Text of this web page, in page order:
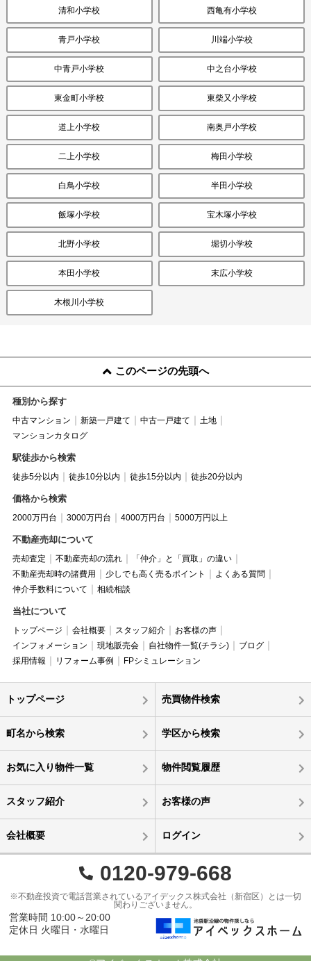
清和小学校 西亀有小学校
青戸小学校 川端小学校
中青戸小学校 中之台小学校
東金町小学校 東柴又小学校
道上小学校 南奥戸小学校
二上小学校 梅田小学校
白鳥小学校 半田小学校
飯塚小学校 宝木塚小学校
北野小学校 堀切小学校
本田小学校 末広小学校
木根川小学校
このページの先頭へ
種別から探す
中古マンション 新築一戸建て 中古一戸建て
土地
マンションカタログ
駅徒歩から検索
徒歩5分以内 徒歩10分以内 徒歩15分以内 徒歩20分以内
価格から検索
2000万円台 3000万円台 4000万円台 5000万円以上
不動産売却について
売却査定 不動産売却の流れ
「仲介」と「買取」の違い
不動産売却時の諸費用
少しでも高く売るポイント
よくある質問
仲介手数料について
相続相談
当社について
トップページ 会社概要 スタッフ紹介
お客様の声
インフォメーション
現地販売会 自社物件一覧(チラシ)
ブログ
採用情報
リフォーム事例 FPシミュレーション
トップページ 売買物件検索
町名から検索 学区から検索
お気に入り物件一覧 物件閲覧履歴
スタッフ紹介 お客様の声
会社概要 ログイン
0120-979-668
※不動産投資で電話営業されているアイデックス株式会社（新宿区）とは一切
関わりございません。
営業時間 10:00～20:00
定休日 火曜日・水曜日